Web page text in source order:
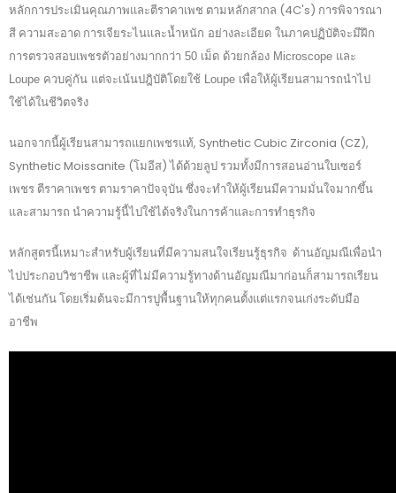
หลักการประเมินคุณภาพและตีราคาเพช ตามหลักสากล (4C's) การพิจารณา
สี ความสะอาด การเจียระไนและน้ำหนัก อย่างละเอียด ในภาคปฏิบัติจะมีฝึก
การตรวจสอบเพชรตัวอย่างมากกว่า 50 เม็ด ด้วยกล้อง Microscope และ
Loupe ควบคู่กัน แต่จะเน้นปฎิบัติโดยใช้ Loupe เพื่อให้ผู้เรียนสามารถนำไป
ใช้ได้ในชีวิตจริง
นอกจากนี้ผู้เรียนสามารถแยกเพชรแท้, Synthetic Cubic Zirconia (CZ),
Synthetic Moissanite (โมอีส) ได้ด้วยลูป รวมทั้งมีการสอนอ่านใบเซอร์
เพชร ตีราคาเพชร ตามราคาปัจจุบัน ซึ่งจะทำให้ผู้เรียนมีความมั่นใจมากขึ้น
และสามารถ นำความรู้นี้ไปใช้ได้จริงในการค้าและการทำธุรกิจ
หลักสูตรนี้เหมาะสำหรับผู้เรียนที่มีความสนใจเรียนรู้ธุรกิจ ด้านอัญมณีเพื่อนำ
ไปประกอบวิชาชีพ และผู้ที่ไม่มีความรู้ทางด้านอัญมณีมาก่อนก็สามารถเรียน
ได้เช่นกัน โดยเริ่มต้นจะมีการปูพื้นฐานให้ทุกคนตั้งแต่แรกจนเก่งระดับมือ
อาชีพ